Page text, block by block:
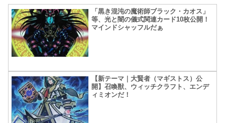
「黒き混沌の魔術師ブラック・カオス」
等、光と闇の儀式関連カード10枚公開！
マインドシャッフルだぁ
【新テーマ｜大賢者（マギストス）公
開】召喚獣、ウィッチクラフト、エンデ
ィミオンだ！